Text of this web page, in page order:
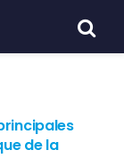
de la